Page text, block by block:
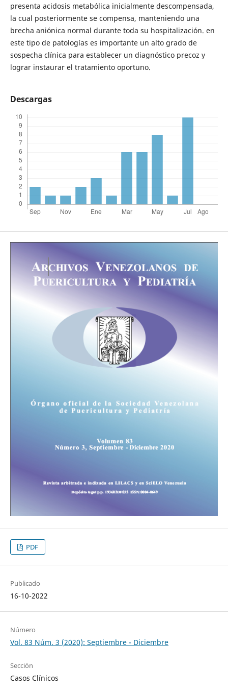
presenta acidosis metabólica inicialmente descompensada,
la cual posteriormente se compensa, manteniendo una
brecha aniónica normal durante toda su hospitalización. en
este tipo de patologías es importante un alto grado de
sospecha clínica para establecer un diagnóstico precoz y
lograr instaurar el tratamiento oportuno.
Descargas
PDF
Publicado
16-10-2022
Número
Vol. 83 Núm. 3 (2020): Septiembre - Diciembre
Sección
Casos Clínicos